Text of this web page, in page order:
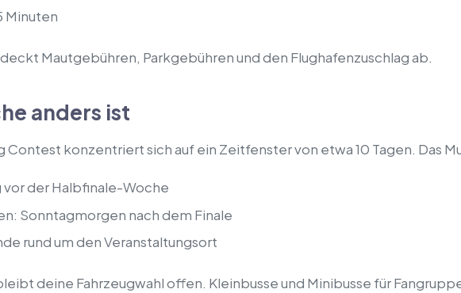
Minuten
Mautgebühren, Parkgebühren und den Flughafenzuschlag ab.
anders ist
Contest konzentriert sich auf ein Zeitfenster von etwa 10 Tagen. Das
der Halbfinale-Woche
Sonntagmorgen nach dem Finale
rund um den Veranstaltungsort
deine Fahrzeugwahl offen. Kleinbusse und Minibusse für